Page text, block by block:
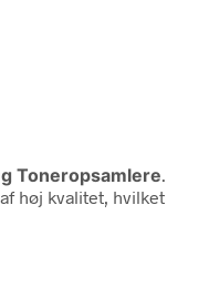
Toneropsamlere
høj kvalitet, hvilket